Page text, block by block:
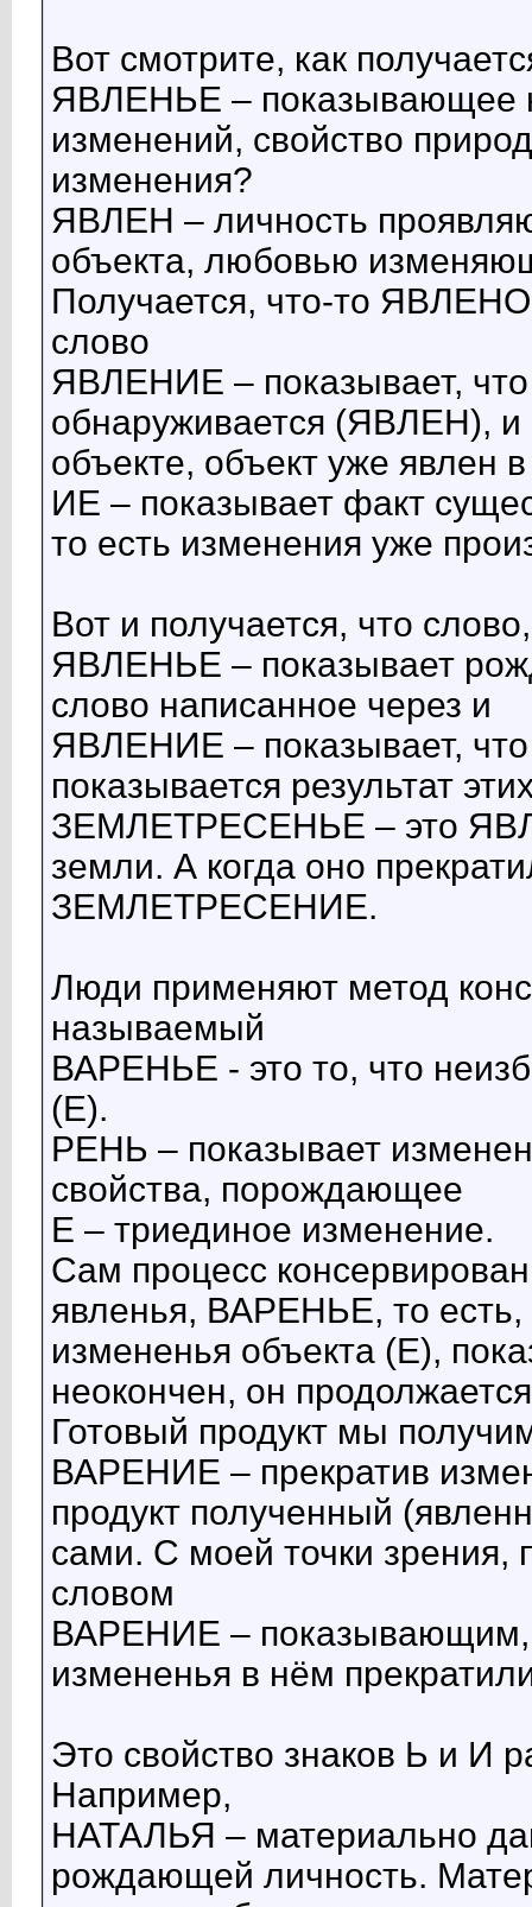
Вот смотрите, как
ЯВЛЕНЬЕ – показывающее
изменений, свойство
изменения?
ЯВЛЕН – личность
объекта, любовью
Получается, что-то
слово
ЯВЛЕНИЕ – показывает, что
обнаруживается (ЯВЛЕН), и
объекте, объект уже явлен
ИЕ – показывает факт
то есть изменения уже
Вот и получается, что
ЯВЛЕНЬЕ – показывает
слово написанное через и
ЯВЛЕНИЕ – показывает,
показывается результат
ЗЕМЛЕТРЕСЕНЬЕ – это
земли. А когда оно
ЗЕМЛЕТРЕСЕНИЕ.
Люди применяют метод
называемый
ВАРЕНЬЕ - это то, что
(Е).
РЕНЬ – показывает
свойства, порождающее
Е – триединое изменение.
Сам процесс
явленья, ВАРЕНЬЕ, то есть,
измененья объекта (Е),
неокончен, он
Готовый продукт мы
ВАРЕНИЕ – прекратив
продукт полученный
сами. С моей точки зрения,
словом
ВАРЕНИЕ – показывающим,
измененья в нём
Это свойство знаков Ь и И
Например,
НАТАЛЬЯ – материально
рождающей личность.